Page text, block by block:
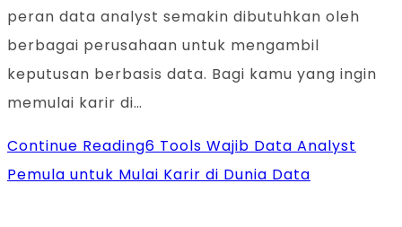
peran data analyst semakin dibutuhkan oleh
berbagai perusahaan untuk mengambil
keputusan berbasis data. Bagi kamu yang ingin
memulai karir di…
Continue Reading6 Tools Wajib Data Analyst
Pemula untuk Mulai Karir di Dunia Data